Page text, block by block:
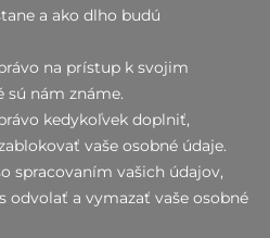
a ako dlho budú
na prístup k svojim
nám známe.
kedykoľvek doplniť,
vaše osobné údaje.
spracovaním vašich údajov,
odvolať a vymazať vaše osobné